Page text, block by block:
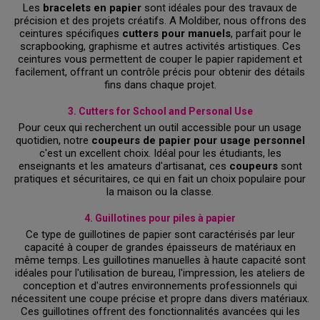
Les bracelets en papier sont idéales pour des travaux de
précision et des projets créatifs. A Moldiber, nous offrons des
ceintures spécifiques cutters pour manuels, parfait pour le
scrapbooking, graphisme et autres activités artistiques. Ces
ceintures vous permettent de couper le papier rapidement et
facilement, offrant un contrôle précis pour obtenir des détails
fins dans chaque projet.
3. Cutters for School and Personal Use
Pour ceux qui recherchent un outil accessible pour un usage
quotidien, notre coupeurs de papier pour usage personnel
c'est un excellent choix. Idéal pour les étudiants, les
enseignants et les amateurs d'artisanat, ces coupeurssont
pratiques et sécuritaires, ce qui en fait un choix populaire pour
la maison ou la classe.
4. Guillotines pour piles à papier
Ce type de guillotines de papier sont caractérisés par leur
capacité à couper de grandes épaisseurs de matériaux en
même temps. Les guillotines manuelles à haute capacité sont
idéales pour l'utilisation de bureau, l'impression, les ateliers de
conception et d'autres environnements professionnels qui
nécessitent une coupe précise et propre dans divers matériaux.
Ces guillotines offrent des fonctionnalités avancées qui les